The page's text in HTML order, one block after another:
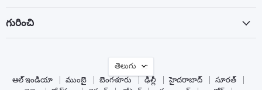
గురించి
భాష
తెలుగు
ఆల్ ఇండియా
ముంబై బెంగళూరు ఢిల్లీ హైదరాబాద్
సూరత్